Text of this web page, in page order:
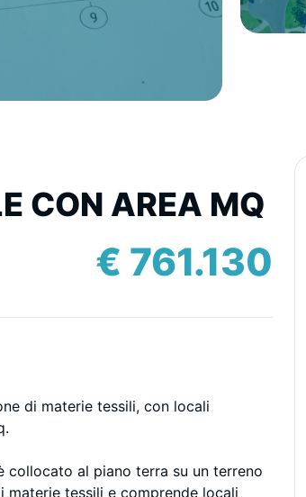
CON AREA MQ
€ 761.130
di materie tessili, con locali
collocato al piano terra su un terreno
materie tessili e comprende locali